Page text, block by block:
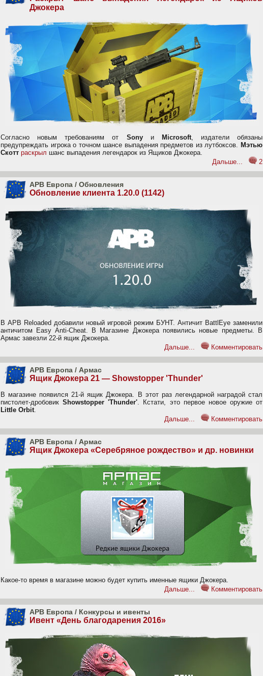
Джокера
Согласно новым требованиям от Sonyи Microsoft, издатели обязаны
предупреждать игрока о точном шансе выпадения предметов из лутбоксов. Мэтью
Скотт раскрыл шанс выпадения легендарок из Ящиков Джокера.
Дальше...
2
APB Европа / Обновления
Обновление клиента 1.20.0 (1142)
В APB Reloaded добавили новый игровой режим БУНТ. Античит BattlEye заменили
античитом Easy Anti-Cheat. В Магазине Джокера появились новые предметы. В
Армас завезли 22-й ящик Джокера.
Дальше...
Комментировать
APB Европа / Армас
Ящик Джокера 21 — Showstopper 'Thunder'
В магазине появился 21-й ящик Джокера. В этот раз легендарной наградой стал
пистолет-дробовикShowstopper 'Thunder'. Кстати, это первое новое оружие от
Little Orbit.
Дальше...
Комментировать
APB Европа / Армас
Ящик Джокера «Серебряное рождество» и др. новинки
Какое-то время в магазине можно будет купить именные ящики Джокера.
Дальше...
Комментировать
APB Европа / Конкурсы и ивенты
Ивент «День благодарения 2016»